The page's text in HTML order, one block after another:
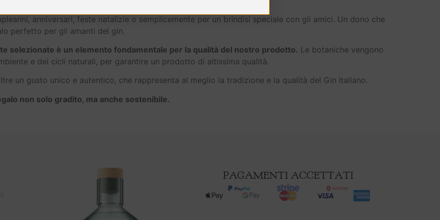
anniversari, feste natalizie o semplicemente per un brindisi speciale con gli amici. Un dono che
perfetto per gli amanti del gin.
selezionate è un elemento fondamentale per la qualità del nostro prodotto. Le botaniche vengono
e dei cicli naturali, per garantire un prodotto di altissima qualità.
un gusto unico e autentico, che rappresenta al meglio la tradizione e la qualità del Gin Italiano.
non solo gradito, ma anche sostenibile.
PAGAMENTI ACCETTATI